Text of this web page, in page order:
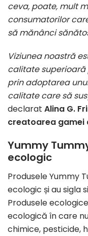
ceva, poate, mult
consumatorilor
să mănânci
Viziunea noastră
calitate
prin adoptarea
calitate care să
declarat Alina G.
creatoarea gamei
Yummy
ecologic
Produsele Yummy
ecologic și au sigla
Produsele
ecologică în care
chimice, pesticide,